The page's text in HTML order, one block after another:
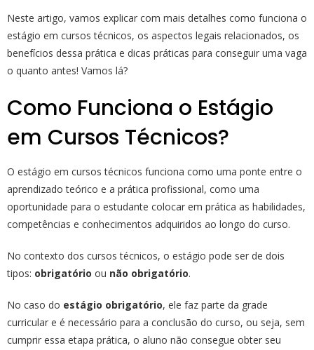
Neste artigo, vamos explicar com mais detalhes como funciona o
estágio em cursos técnicos, os aspectos legais relacionados, os
benefícios dessa prática e dicas práticas para conseguir uma vaga
o quanto antes! Vamos lá?
Como Funciona o Estágio
em Cursos Técnicos?
O estágio em cursos técnicos funciona como uma ponte entre o
aprendizado teórico e a prática profissional, como uma
oportunidade para o estudante colocar em prática as habilidades,
competências e conhecimentos adquiridos ao longo do curso.
No contexto dos cursos técnicos, o estágio pode ser de dois
tipos: obrigatório ou não obrigatório.
No caso do estágio obrigatório, ele faz parte da grade
curricular e é necessário para a conclusão do curso, ou seja, sem
cumprir essa etapa prática, o aluno não consegue obter seu